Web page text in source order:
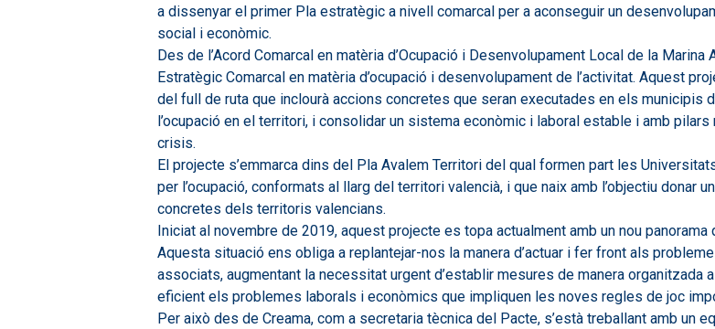
a dissenyar el primer Pla estratègic a nivell comarcal per a aconseguir un
social i econòmic.
Des de l’Acord Comarcal en matèria d’Ocupació i Desenvolupament Local de la Marina
Estratègic Comarcal en matèria d’ocupació i desenvolupament de l’activitat. Aquest
del full de ruta que inclourà accions concretes que seran executades en els municipis
l’ocupació en el territori, i consolidar un sistema econòmic i laboral estable i amb
crisis.
El projecte s’emmarca dins del Pla Avalem Territori del qual formen part les
per l’ocupació, conformats al llarg del territori valencià, i que naix amb l’objectiu donar
concretes dels territoris valencians.
Iniciat al novembre de 2019, aquest projecte es topa actualment amb un nou
Aquesta situació ens obliga a replantejar-nos la manera d’actuar i fer front als
associats, augmentant la necessitat urgent d’establir mesures de manera organitzada
eficient els problemes laborals i econòmics que impliquen les noves regles de joc
Per això des de Creama, com a secretaria tècnica del Pacte, s’està treballant amb